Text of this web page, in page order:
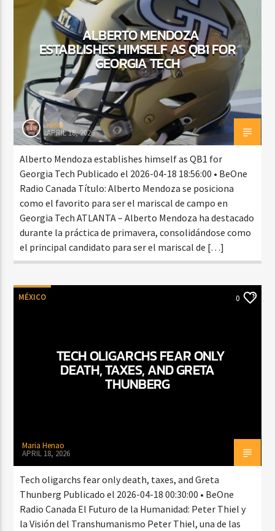
CURRENT SHOW
BEATS URBANOS
11:00 AM 1:00 PM
ALBERTO MENDOZA
ESTABLISHES HIMSELF AS QB1 FOR
GEORGIA TECH
rasco
APRIL 18, 2026
Alberto Mendoza establishes himself as QB1 for
Georgia Tech Publicado el 2026-04-18 18:56:00 • BeOne
Radio Canada Título: Alberto Mendoza se posiciona
como el favorito para ser el mariscal de campo en
Georgia Tech ATLANTA – Alberto Mendoza ha destacado
durante la práctica de primavera, consolidándose como
el principal candidato para ser el mariscal de […]
MÉXICO 0
TECH OLIGARCHS FEAR ONLY
DEATH, TAXES, AND GRETA
THUNBERG
Maria Henao
APRIL 18, 2026
Tech oligarchs fear only death, taxes, and Greta
Thunberg Publicado el 2026-04-18 00:30:00 • BeOne
Radio Canada El Futuro de la Humanidad: Peter Thiel y
la Visión del Transhumanismo Peter Thiel, una de las